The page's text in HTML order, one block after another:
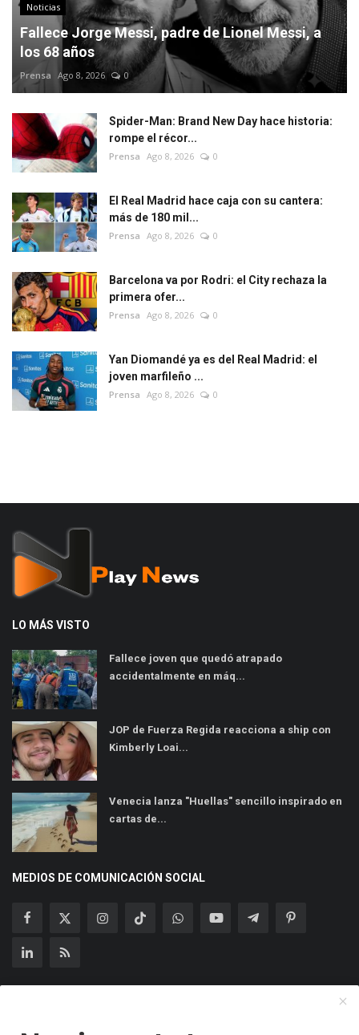
Noticias
Fallece Jorge Messi, padre de Lionel Messi, a
los 68 años
Prensa Ago 8, 2026 0
Spider-Man: Brand New Day hace historia:
rompe el récor...
Prensa Ago 8, 2026 0
El Real Madrid hace caja con su cantera:
más de 180 mil...
Prensa Ago 8, 2026 0
Barcelona va por Rodri: el City rechaza la
primera ofer...
Prensa Ago 8, 2026 0
Yan Diomandé ya es del Real Madrid: el
joven marfileño ...
Prensa Ago 8, 2026 0
LO MÁS VISTO
Fallece joven que quedó atrapado
accidentalmente en máq...
JOP de Fuerza Regida reacciona a ship con
Kimberly Loai...
Venecia lanza "Huellas" sencillo inspirado en
cartas de...
MEDIOS DE COMUNICACIÓN SOCIAL